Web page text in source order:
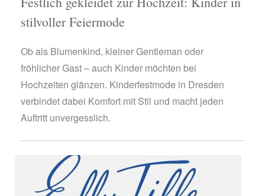
stilvoller Feiermode
Ob als Blumenkind, kleiner Gentleman oder
fröhlicher Gast – auch Kinder möchten bei
Hochzeiten glänzen. Kinderfestmode in Dresden
verbindet dabei Komfort mit Stil und macht jeden
Auftritt unvergesslich.